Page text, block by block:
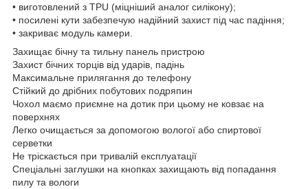
• виготовлений з TPU (міцніший аналог силікону);
• посилені кути забезпечую надійний захист під час падіння;
• закриває модуль камери.
Захищає бічну та тильну панель пристрою
Захист бічних торців від ударів, падінь
Максимальне прилягання до телефону
Стійкий до дрібних побутових подряпин
Чохол маємо приємне на дотик при цьому не ковзає на
поверхнях
Легко очищається за допомогою вологої або спиртової
серветки
Не тріскається при тривалій експлуатації
Спеціальні заглушки на кнопках захищають від попадання
пилу та вологи